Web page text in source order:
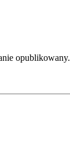
opublikowany.